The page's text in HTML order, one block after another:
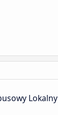
Lokalny